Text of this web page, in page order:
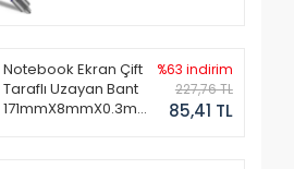
Notebook Ekran Çift
Taraflı Uzayan Bant
171mmX8mmX0.3mm
%63 indirim
227,76 TL
85,41 TL